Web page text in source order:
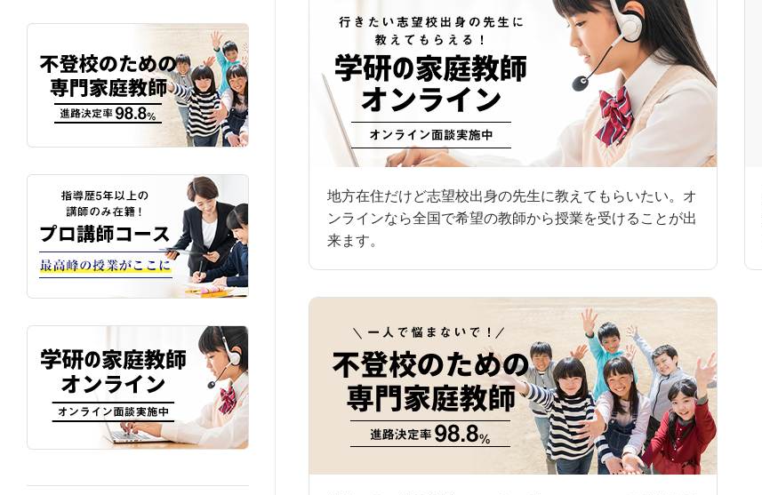
地方在住だけど志望校出身の先生に教えてもらいたい。オ
ンラインなら全国で希望の教師から授業を受けることが出
来ます。